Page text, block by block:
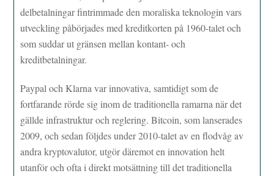
delbetalningar fintrimmade den moraliska teknologin vars
utveckling påbörjades med kreditkorten på 1960-talet och
som suddar ut gränsen mellan kontant- och
kreditbetalningar.
Paypal och Klarna var innovativa, samtidigt som de
fortfarande rörde sig inom de traditionella ramarna när det
gällde infrastruktur och reglering. Bitcoin, som lanserades
2009, och sedan följdes under 2010-talet av en flodvåg av
andra kryptovalutor, utgör däremot en innovation helt
utanför och ofta i direkt motsättning till det traditionella